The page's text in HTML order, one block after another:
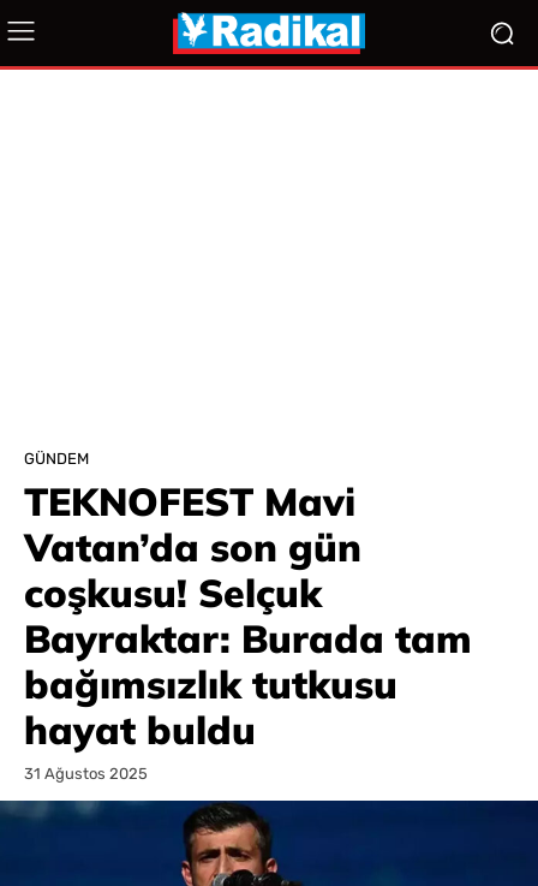
GÜNDEM
TEKNOFEST Mavi
Vatan’da son gün
coşkusu! Selçuk
Bayraktar: Burada tam
bağımsızlık tutkusu
hayat buldu
31 Ağustos 2025